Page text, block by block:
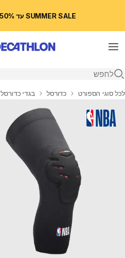
SUMMER SALE עד 50% הנחה 🛍️
Menu
פתיחת חיפוש
בית
לכל סוגי הספורט כדורסל בגדי כדורסל